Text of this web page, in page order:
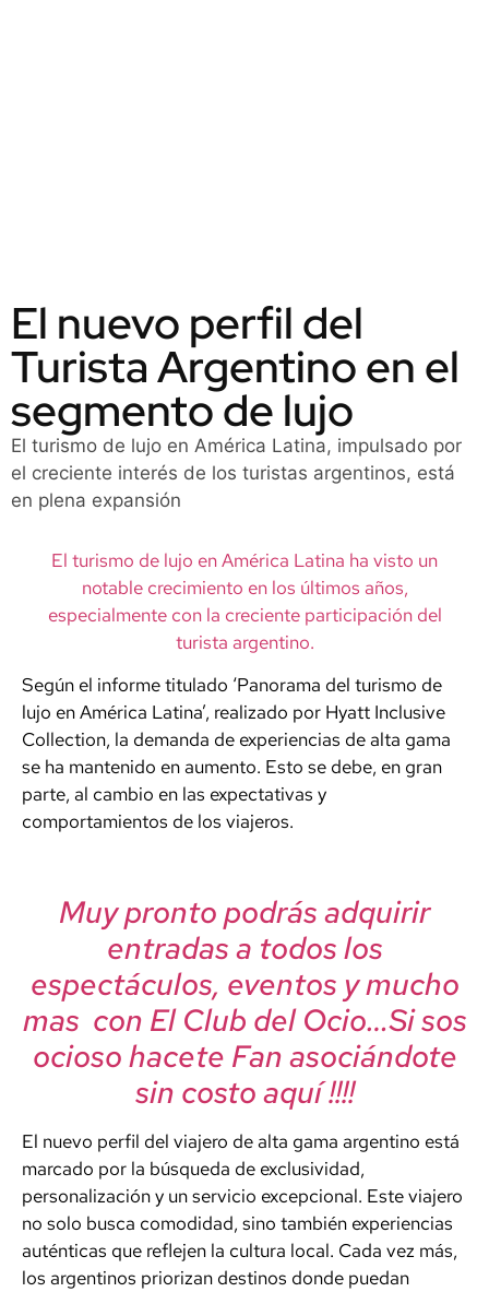
El nuevo perfil del
Turista Argentino en el
segmento de lujo
El turismo de lujo en América Latina, impulsado por
el creciente interés de los turistas argentinos, está
en plena expansión
El turismo de lujo en América Latina ha visto un
notable crecimiento en los últimos años,
especialmente con la creciente participación del
turista argentino.
Según el informe titulado ‘Panorama del turismo de
lujo en América Latina’, realizado por Hyatt Inclusive
Collection, la demanda de experiencias de alta gama
se ha mantenido en aumento. Esto se debe, en gran
parte, al cambio en las expectativas y
comportamientos de los viajeros.
Muy pronto podrás adquirir
entradas a todos los
espectáculos, eventos y mucho
mas con El Club del Ocio…Si sos
ocioso hacete Fan asociándote
sin costo aquí !!!!
El nuevo perfil del viajero de alta gama argentino está
marcado por la búsqueda de exclusividad,
personalización y un servicio excepcional. Este viajero
no solo busca comodidad, sino también experiencias
auténticas que reflejen la cultura local. Cada vez más,
los argentinos priorizan destinos donde puedan